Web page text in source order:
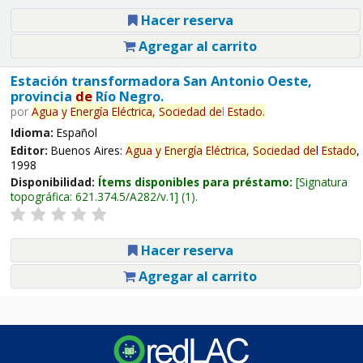
Hacer reserva
Agregar al carrito
Estación transformadora San Antonio Oeste,
provincia deRío Negro.
por Agua y Energía Eléctrica, Sociedad del Estado.
Idioma: Español
Editor: Buenos Aires: Agua y Energía Eléctrica, Sociedad del Estado,
1998
Disponibilidad: Ítems disponibles para préstamo: Signatura
topográfica: 621.374.5/A282/v.1 (1).
Hacer reserva
Agregar al carrito